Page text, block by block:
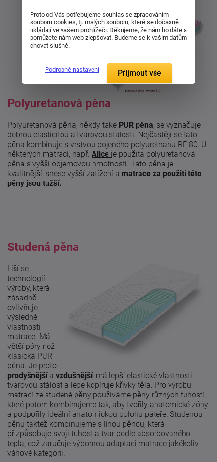
Polyuretanová pěna
Polyuretanová pěna, někdy také PUR pěna, se vyznačuje
dobrou elasticitou a tvarovou stálostí. Nejčastěji se tato
pěna kombinuje s vrstvou pojeného polyuretnanu RE 80. U
některých matrací, např. Alice je použita polyuretanová
pěna s vyšší objemovou hmotností. Tato pěna je
kvalitnější, snese vyšší zatížení a matrace za použití této
pěny jsou tužší.
Studená pěna
Liší se
technologií
výroby, která
zásadně
ovlivňuje
výsledné
vlastnosti
matrace. Má
větší póry než
klasická PUR
pěna. Je proto
prodyšnějšía vzdušnější, má lepší elastické vlastnosti,
tvarovou stálost a lépe kopíruje křivky těla. Pro výrobu
matrací ze studené pěny používáme pěny různých tuhostí,
které potom kombinujeme tak, aby tvořily anatomické zóny
a podpořily ideální anatomickou polohu páteře. Studenou
pěnu taktéž kombinujeme s línou pěnou, která
přizpůsobuje svoji tuhost a tvar podle absorbovaného
tepla, což zaručuje výbornou adaptaci matrace jakékoliv
váhové kategorii.
Proto od Vás potřebujeme souhlas se zpracováním
souborů cookies, tj. malých souborů, které se dočasně
ukládají ve vašem prohlížeči. Děkujeme, že nám ho dáte a
pomůžete nám web zlepšovat. Budeme se k vašim datům
chovat slušně.
Podrobné nastavení Přijmout vše